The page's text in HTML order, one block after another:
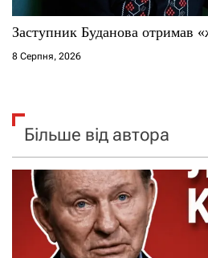
Заступник Буданова отримав
8 Серпня, 2026
Більше від автора